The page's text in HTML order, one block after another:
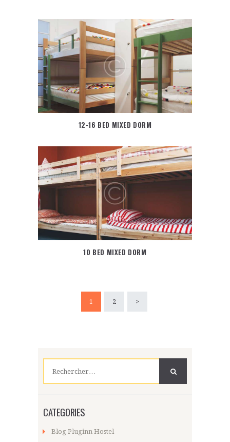
12-16 BED MIXED DORM
10 BED MIXED DORM
Pagination
publications
PAGE
1 PAGE
2 >
CATEGORIES
Blog Pluginn Hostel